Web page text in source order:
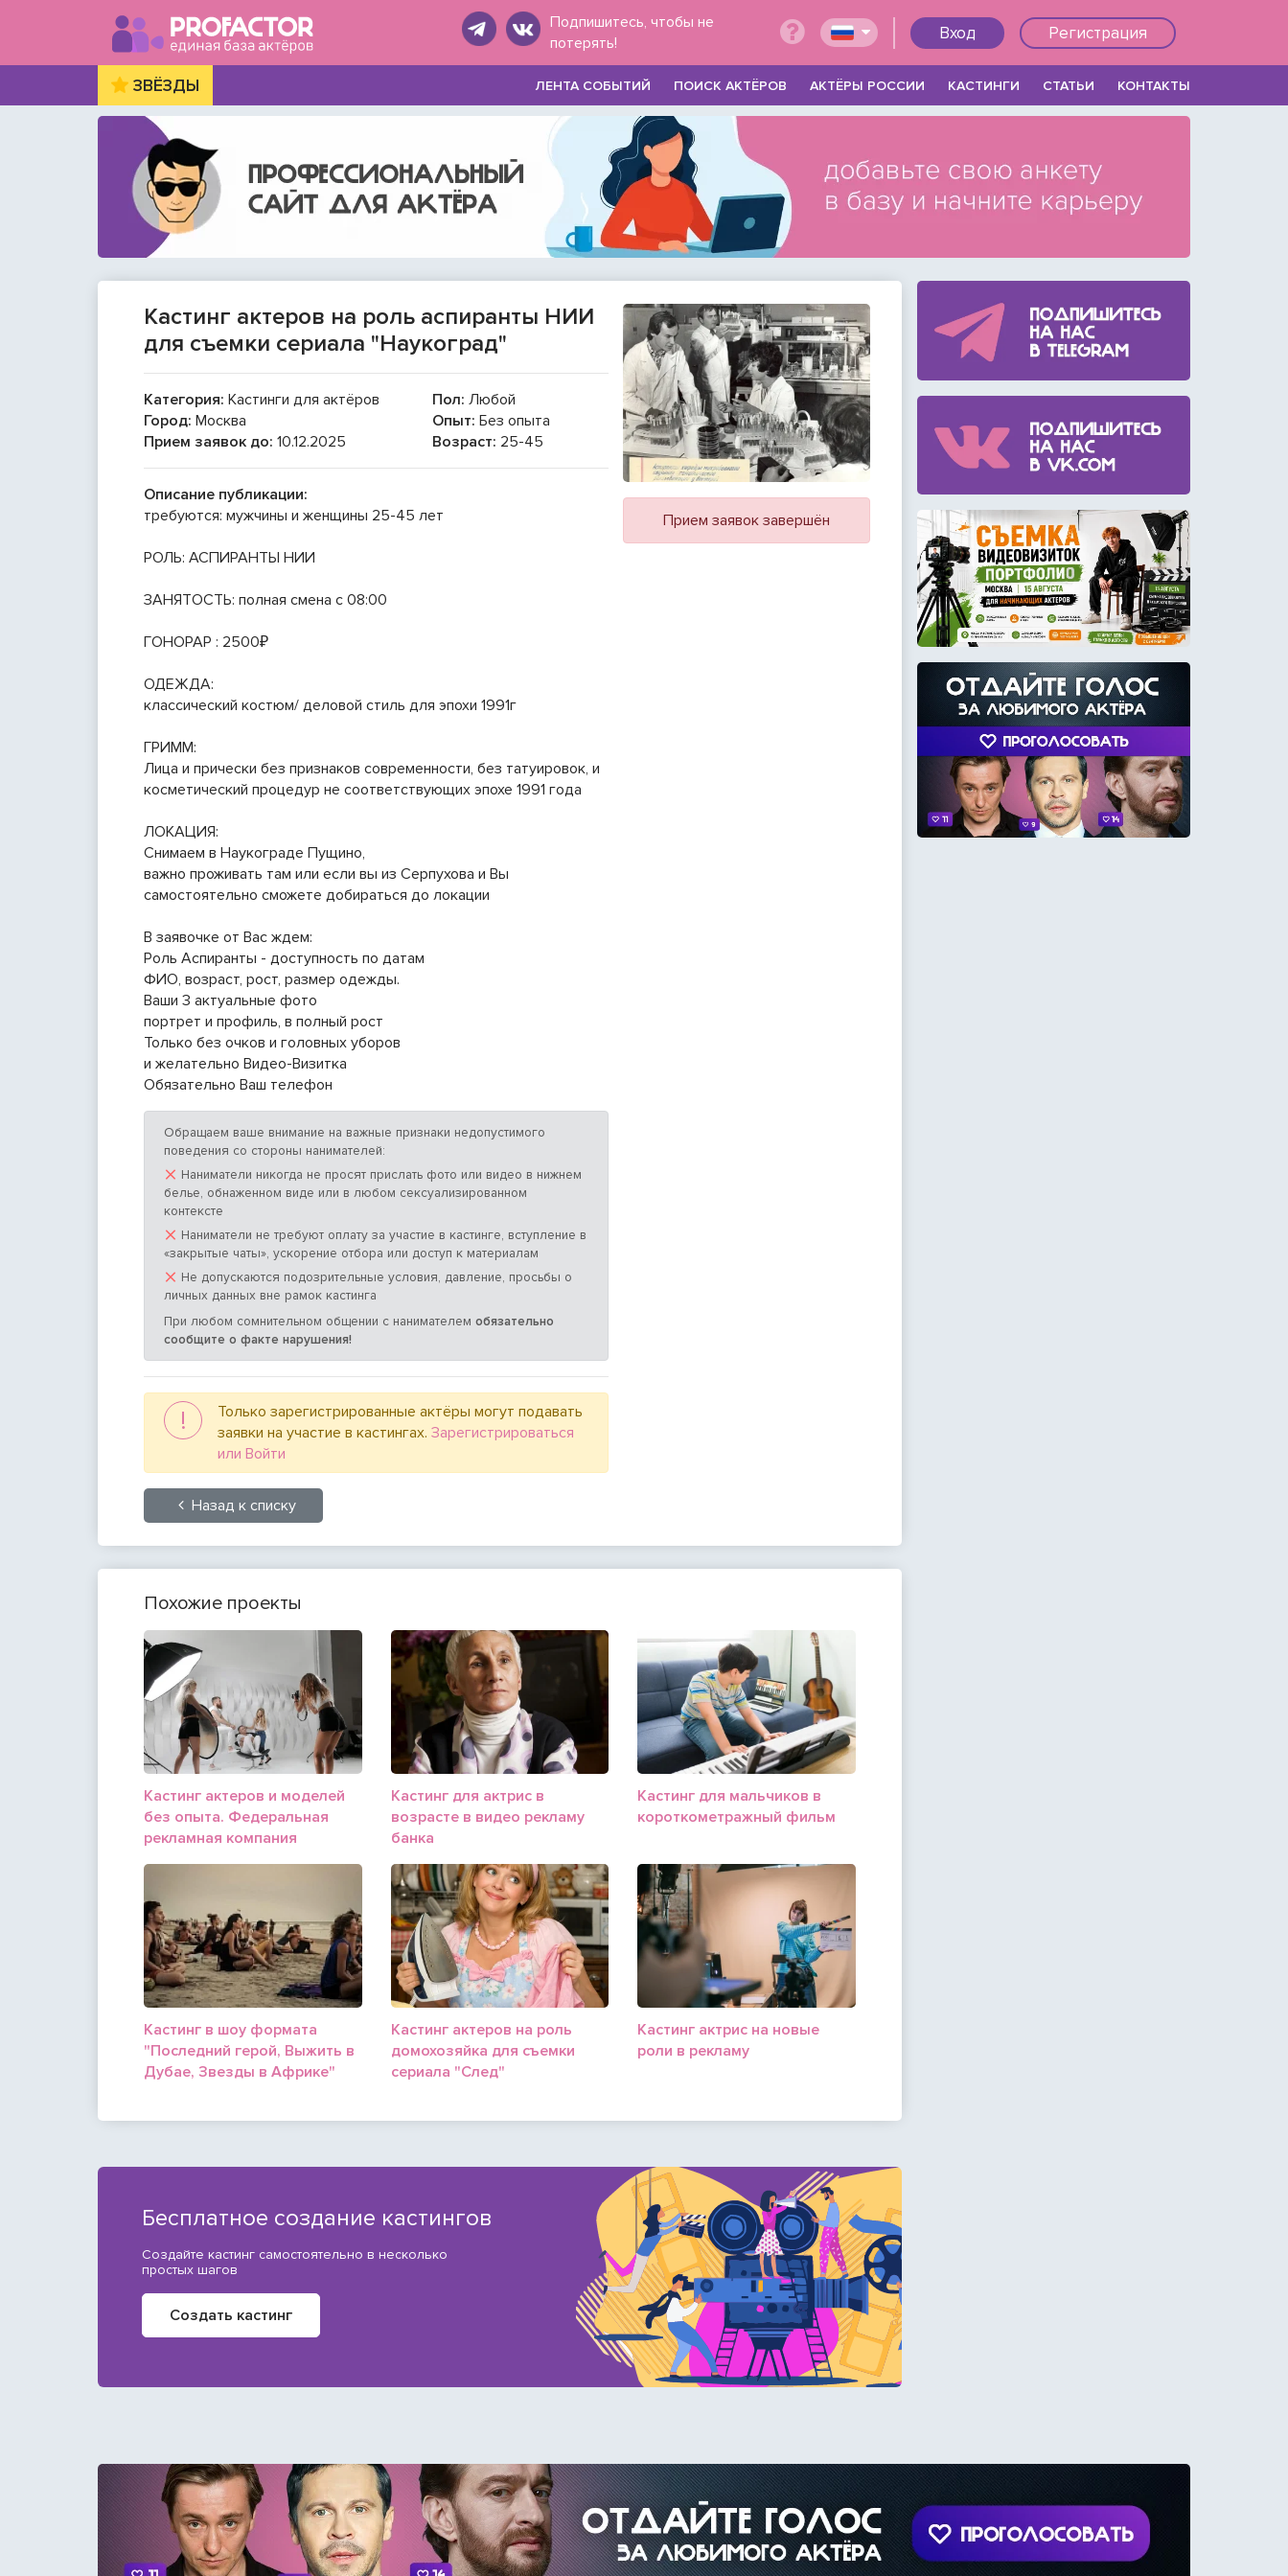
Подпишитесь, чтобы не
потерять!
Вход Регистрация
ЗВЁЗДЫ ЛЕНТА СОБЫТИЙ ПОИСК АКТЁРОВ АКТЁРЫ РОССИИ КАСТИНГИ СТАТЬИ КОНТАКТЫ
Кастинг актеров на роль аспиранты НИИ
для съемки сериала "Наукоград"
Категория: Кастинги для актёров
Город: Москва
Прием заявок до: 10.12.2025
Пол: Любой
Опыт: Без опыта
Возраст: 25-45
Описание публикации:
требуются: мужчины и женщины 25-45 лет
РОЛЬ: АСПИРАНТЫ НИИ
ЗАНЯТОСТЬ: полная смена с 08:00
ГОНОРАР : 2500₽
ОДЕЖДА:
классический костюм/ деловой стиль для эпохи 1991г
ГРИММ:
Лица и прически без признаков современности, без татуировок, и
косметический процедур не соответствующих эпохе 1991 года
ЛОКАЦИЯ:
Снимаем в Наукограде Пущино,
важно проживать там или если вы из Серпухова и Вы
самостоятельно сможете добираться до локации
В заявочке от Вас ждем:
Роль Аспиранты - доступность по датам
ФИО, возраст, рост, размер одежды.
Ваши 3 актуальные фото
портрет и профиль, в полный рост
Только без очков и головных уборов
и желательно Видео-Визитка
Обязательно Ваш телефон
Обращаем ваше внимание на важные признаки недопустимого
поведения со стороны нанимателей:
× Наниматели никогда не просят прислать фото или видео в нижнем
белье, обнаженном виде или в любом сексуализированном
контексте
× Наниматели не требуют оплату за участие в кастинге, вступление в
«закрытые чаты», ускорение отбора или доступ к материалам
× Не допускаются подозрительные условия, давление, просьбы о
личных данных вне рамок кастинга
При любом сомнительном общении с нанимателем обязательно
сообщите о факте нарушения!
!
Только зарегистрированные актёры могут подавать
заявки на участие в кастингах. Зарегистрироваться
или Войти
Назад к списку
Прием заявок завершён
Похожие проекты
Кастинг актеров и моделей
без опыта. Федеральная
рекламная компания
Кастинг для актрис в
возрасте в видео рекламу
банка
Кастинг для мальчиков в
короткометражный фильм
Кастинг в шоу формата
"Последний герой, Выжить в
Дубае, Звезды в Африке"
Кастинг актеров на роль
домохозяйка для съемки
сериала "След"
Кастинг актрис на новые
роли в рекламу
Бесплатное создание кастингов
Создайте кастинг самостоятельно в несколько
простых шагов
Создать кастинг